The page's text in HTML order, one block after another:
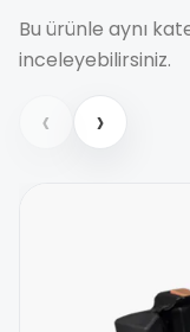
Bu ürünle aynı
inceleyebilirsiniz.
‹ ›